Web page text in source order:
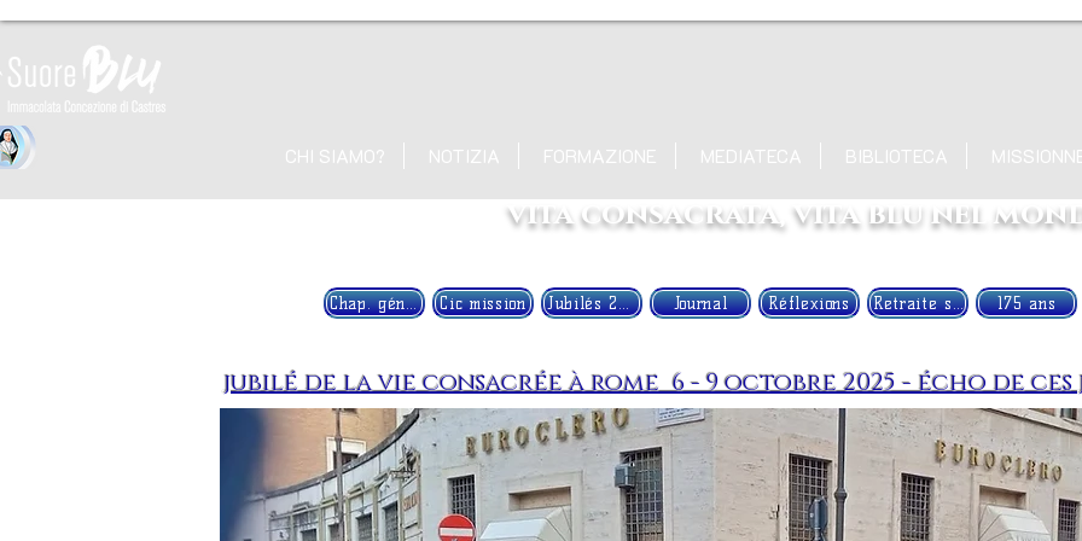
CHI SIAMO? NOTIZIA FORMAZIONE MEDIATECA BIBLIOTECA
vita consacrata, vita blu nel
Chap. général Cic mission Jubilés 2023 Journal Réflexions Retraite spirituelle 175 ans
jubilé de la vie consacrée à rome 6 - 9 octobre 2025 - écho de